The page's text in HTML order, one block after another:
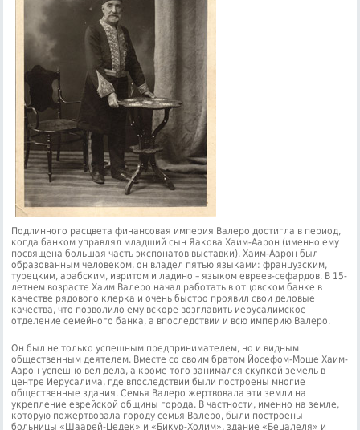
Подлинного расцвета финансовая империя Валеро достигла в период,
когда банком управлял младший сын Яакова Хаим-Аарон (именно ему
посвящена большая часть экспонатов выставки). Хаим-Аарон был
образованным человеком, он владел пятью языками: французским,
турецким, арабским, ивритом и ладино – языком евреев-сефардов. В 15-
летнем возрасте Хаим Валеро начал работать в отцовском банке в
качестве рядового клерка и очень быстро проявил свои деловые
качества, что позволило ему вскоре возглавить иерусалимское
отделение семейного банка, а впоследствии и всю империю Валеро.
Он был не только успешным предпринимателем, но и видным
общественным деятелем. Вместе со своим братом Йосефом-Моше Хаим-
Аарон успешно вел дела, а кроме того занимался скупкой земель в
центре Иерусалима, где впоследствии были построены многие
общественные здания. Семья Валеро жертвовала эти земли на
укрепление еврейской общины города. В частности, именно на земле,
которую пожертвовала городу семья Валеро, были построены
больницы «Шаарей-Цедек» и «Бикур-Холим», здание «Бецалеля» и